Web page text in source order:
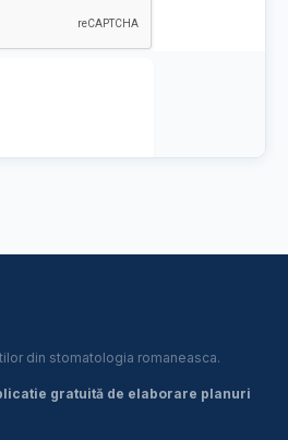
din stomatologia romaneasca.
gratuită de elaborare planuri